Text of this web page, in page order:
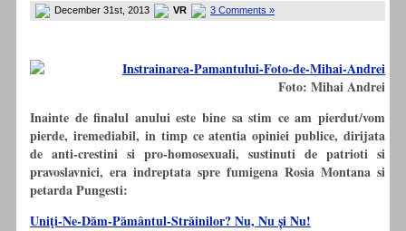
December 31st, 2013 VR 3 Comments »
Foto: Mihai Andrei
Inainte de finalul anului este bine sa stim ce am pierdut/vom
pierde, iremediabil, in timp ce atentia opiniei publice, dirijata
de anti-crestini si pro-homosexuali, sustinuti de patrioti si
pravoslavnici, era indreptata spre fumigena Rosia Montana si
petarda Pungesti:
Uniţi-Ne-Dăm-Pământul-Străinilor? Nu, Nu și Nu!